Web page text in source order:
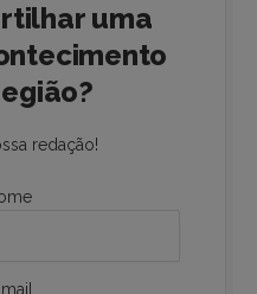
uma
redação!